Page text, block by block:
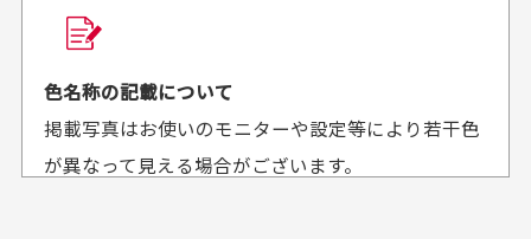
セールかつポイント
も使えて、お得に購
入出来ました
セールかつポイントも使
おります
欲しかったスカートが購
か？
平日午前9時までのご注文で最短当日発送させて頂いて
せて頂いております。
色名称の記載について
掲載写真はお使いのモニターや設定等により若干色
が異なって見える場合がございます。